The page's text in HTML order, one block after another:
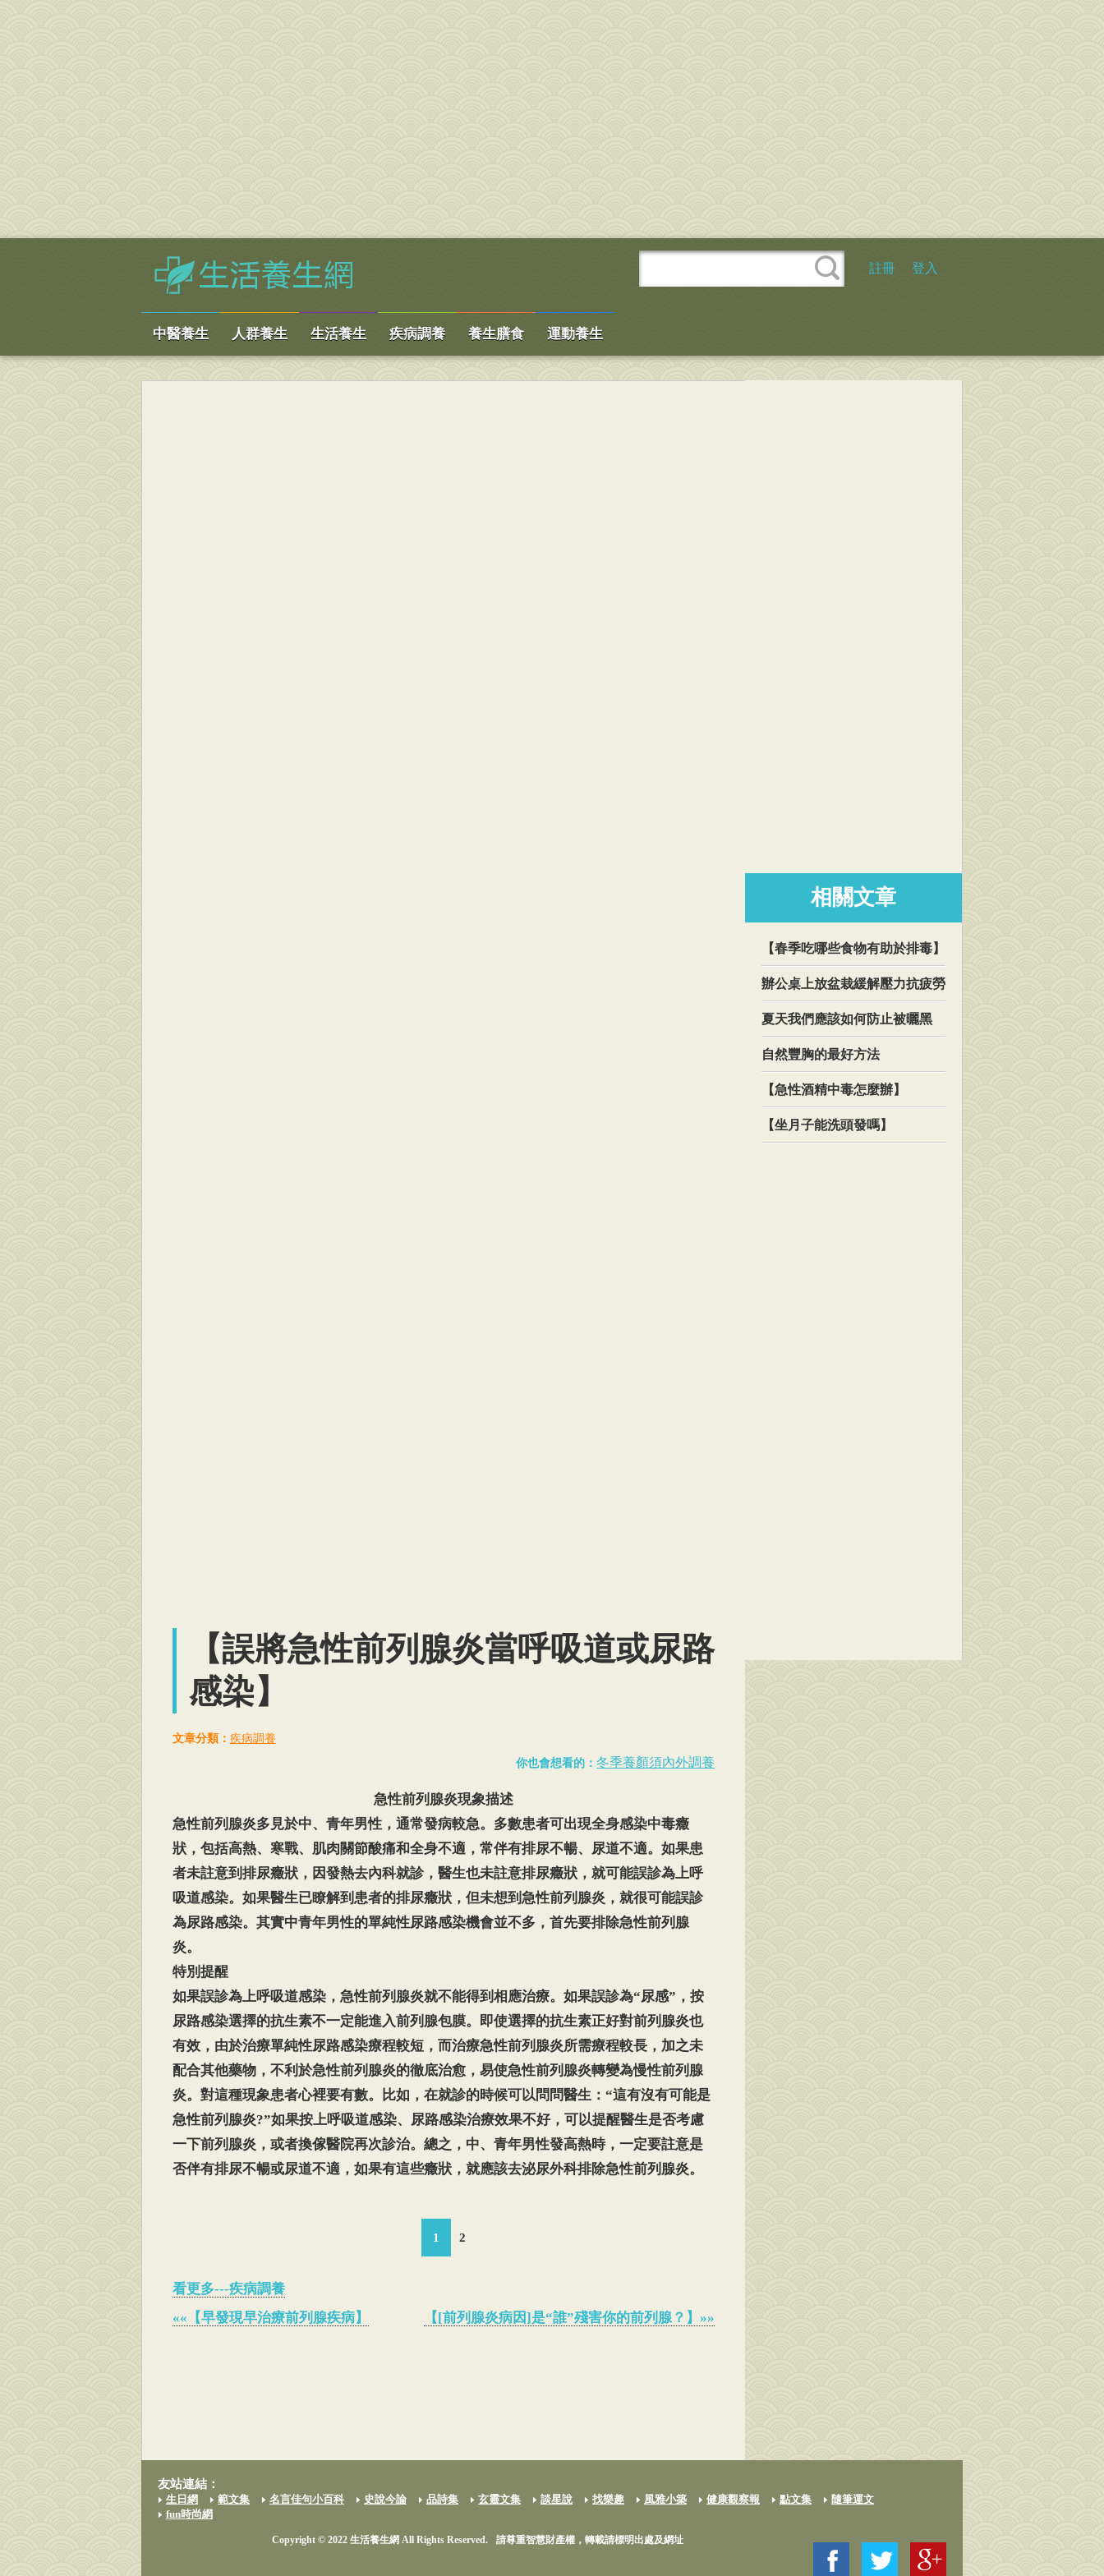
註冊 登入
中醫養生 人群養生 生活養生 疾病調養 養生膳食 運動養生
【誤將急性前列腺炎當呼吸道或尿路
感染】
文章分類： 疾病調養
你也會想看的：冬季養顏須內外調養
急性前列腺炎現象描述
急性前列腺炎多見於中、青年男性，通常發病較急。多數患者可出現全身感染中毒癥
狀，包括高熱、寒戰、肌肉關節酸痛和全身不適，常伴有排尿不暢、尿道不適。如果患
者未註意到排尿癥狀，因發熱去內科就診，醫生也未註意排尿癥狀，就可能誤診為上呼
吸道感染。如果醫生已瞭解到患者的排尿癥狀，但未想到急性前列腺炎，就很可能誤診
為尿路感染。其實中青年男性的單純性尿路感染機會並不多，首先要排除急性前列腺
炎。
特別提醒
如果誤診為上呼吸道感染，急性前列腺炎就不能得到相應治療。如果誤診為“尿感”，按
尿路感染選擇的抗生素不一定能進入前列腺包膜。即使選擇的抗生素正好對前列腺炎也
有效，由於治療單純性尿路感染療程較短，而治療急性前列腺炎所需療程較長，加之未
配合其他藥物，不利於急性前列腺炎的徹底治愈，易使急性前列腺炎轉變為慢性前列腺
炎。對這種現象患者心裡要有數。比如，在就診的時候可以問問醫生：“這有沒有可能是
急性前列腺炎?”如果按上呼吸道感染、尿路感染治療效果不好，可以提醒醫生是否考慮
一下前列腺炎，或者換傢醫院再次診治。總之，中、青年男性發高熱時，一定要註意是
否伴有排尿不暢或尿道不適，如果有這些癥狀，就應該去泌尿外科排除急性前列腺炎。
1 2
看更多---疾病調養
««【早發現早治療前列腺疾病】
【[前列腺炎病因]是“誰”殘害你的前列腺？】»»
相關文章
【春季吃哪些食物有助於排毒】
辦公桌上放盆栽緩解壓力抗疲勞
夏天我們應該如何防止被曬黑
自然豐胸的最好方法
【急性酒精中毒怎麼辦】
【坐月子能洗頭發嗎】
友站連結：
生日網 範文集 名言佳句小百科 史說今論 品詩集 玄靈文集 談星說 找樂趣 風雅小築 健康觀察報 點文集
隨筆運文
fun時尚網
Copyright © 2022 生活養生網 All Rights Reserved. 請尊重智慧財產權，轉載請標明出處及網址